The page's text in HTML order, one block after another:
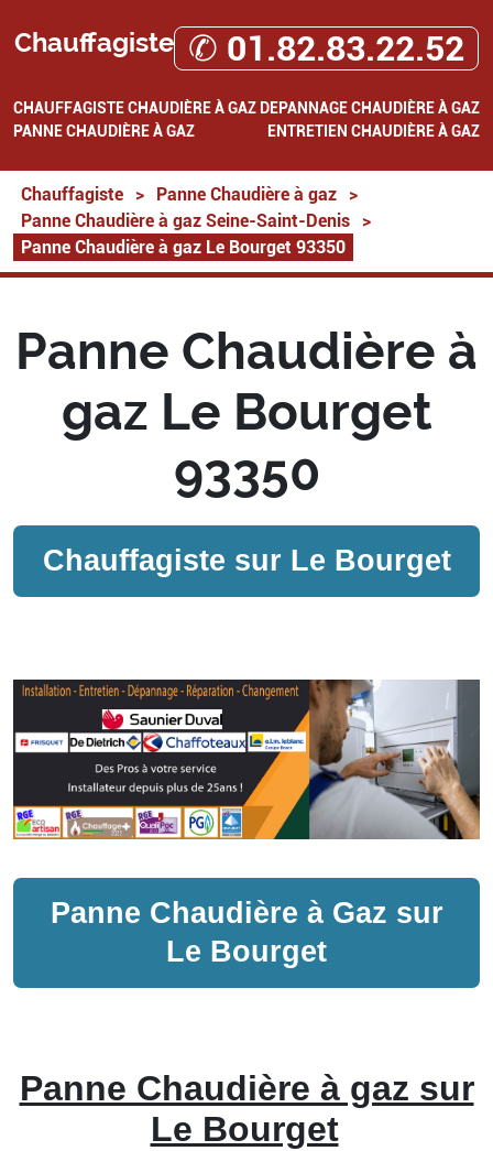
Chauffagiste ✆ 01.82.83.22.52
CHAUFFAGISTECHAUDIÈRE À GAZ DEPANNAGE CHAUDIÈRE À GAZ
PANNE CHAUDIÈRE À GAZ
ENTRETIEN CHAUDIÈRE À GAZ
Chauffagiste > Panne Chaudière à gaz
>
Panne Chaudière à gaz Seine-Saint-Denis
>
Panne Chaudière à gaz Le Bourget 93350
Panne Chaudière à
gaz Le Bourget
93350
Chauffagiste sur Le Bourget
Panne Chaudière à Gaz sur
Le Bourget
Panne Chaudière à gaz sur
Le Bourget